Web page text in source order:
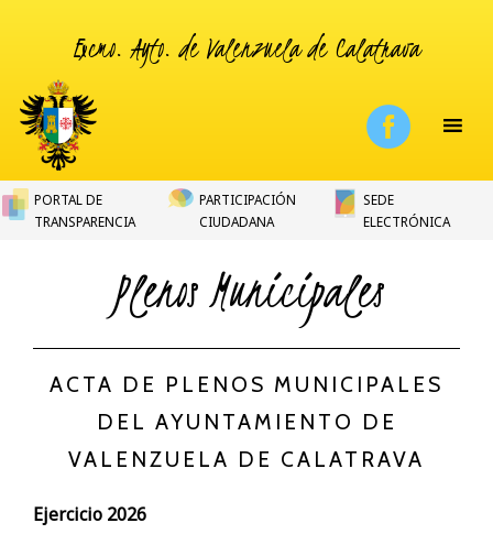
Excmo. Ayto. de Valenzuela de Calatrava
PORTAL DE
TRANSPARENCIA
PARTICIPACIÓN
CIUDADANA
SEDE
ELECTRÓNICA
Plenos Municipales
ACTA DE PLENOS MUNICIPALES
DEL AYUNTAMIENTO DE
VALENZUELA DE CALATRAVA
Ejercicio 2026